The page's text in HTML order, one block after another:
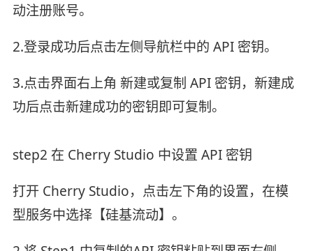
动注册账号。
2.登录成功后点击左侧导航栏中的 API 密钥。
3.点击界面右上角 新建或复制 API 密钥，新建成
功后点击新建成功的密钥即可复制。
step2 在 Cherry Studio 中设置 API 密钥
打开 Cherry Studio，点击左下角的设置，在模
型服务中选择【硅基流动】。